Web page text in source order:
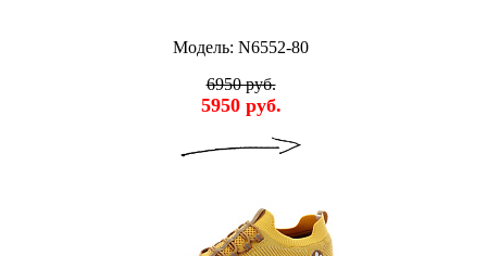
Модель: N6552-80
6950 руб.
5950 руб.